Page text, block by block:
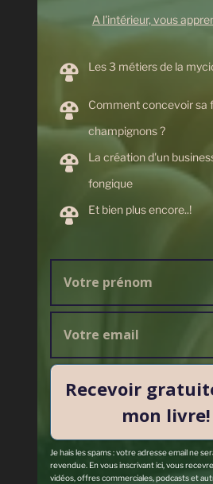
A l'intérieur, vous
Les 3 métiers de la
Comment concevoir sa
champignons ?
La création d'un
fongique
Et bien plus encore..!
Recevoir
mon livre!
Je hais les spams : votre adresse email ne
revendue. En vous inscrivant ici, vous
vidéos, offres commerciales, podcasts et